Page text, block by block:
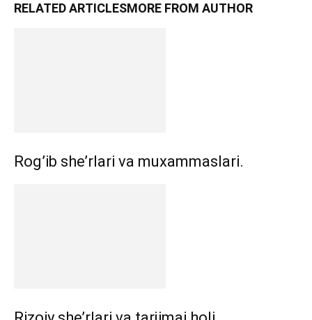
RELATED ARTICLESMORE FROM AUTHOR
Rog’ib she’rlari va muxammaslari.